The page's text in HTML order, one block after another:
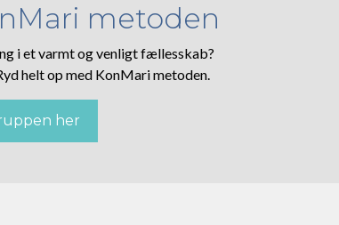
metoden
i et varmt og venligt fællesskab?
helt op med KonMari metoden.
her